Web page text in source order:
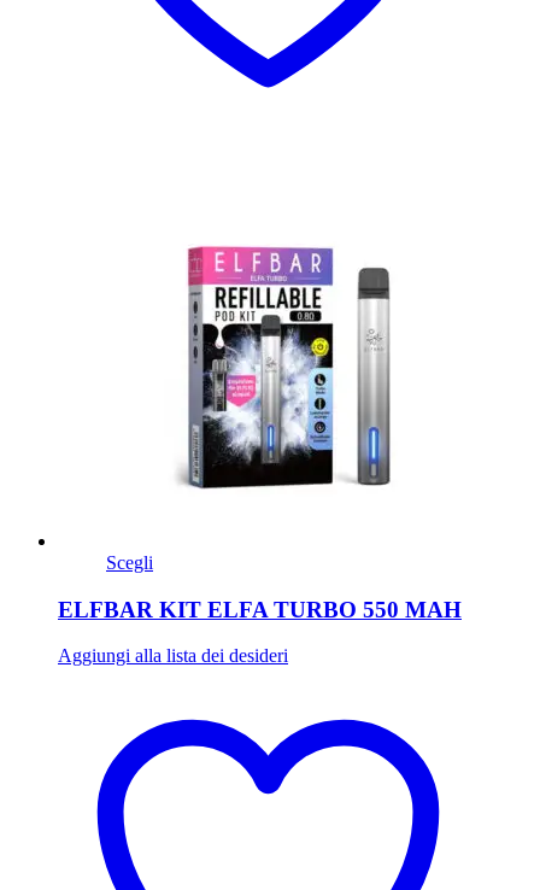
Scegli
ELFBAR KIT ELFA TURBO 550 MAH
Aggiungi alla lista dei desideri